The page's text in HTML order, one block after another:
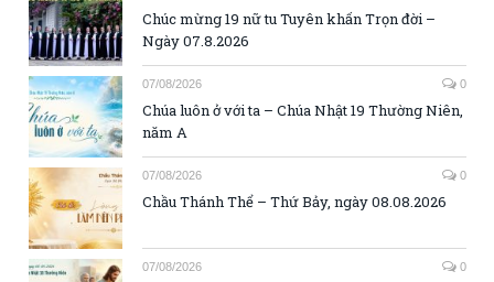
Chúc mừng 19 nữ tu Tuyên khấn Trọn đời –
Ngày 07.8.2026
07/08/2026 0
Chúa luôn ở với ta – Chúa Nhật 19 Thường Niên,
năm A
07/08/2026 0
Chầu Thánh Thể – Thứ Bảy, ngày 08.08.2026
07/08/2026 0